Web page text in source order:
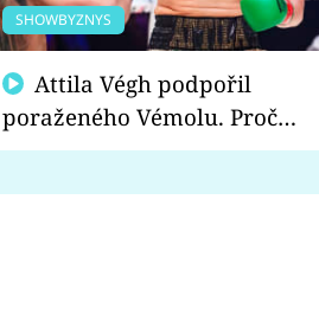
SHOWBYZNYS
poraženého Vémolu. Proč
chce raději zápasit s ním než